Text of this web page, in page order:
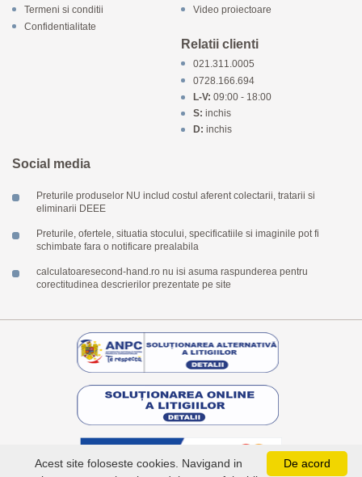
Termeni si conditii
Confidentialitate
Video proiectoare
Relatii clienti
021.311.0005
0728.166.694
L-V: 09:00 - 18:00
S: inchis
D: inchis
Social media
Preturile produselor NU includ costul aferent colectarii, tratarii si
eliminarii DEEE
Preturile, ofertele, situatia stocului, specificatiile si imaginile pot fi
schimbate fara o notificare prealabila
calculatoaresecond-hand.ro nu isi asuma raspunderea pentru
corectitudinea descrierilor prezentate pe site
De acord
Acest site foloseste cookies. Navigand in